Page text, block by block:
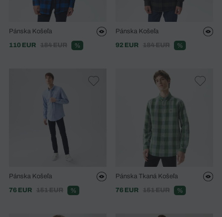
Pánska Košeľa
110 EUR
184 EUR %
Pánska Košeľa
92 EUR
184 EUR %
Pánska Košeľa
76 EUR
151 EUR %
Pánska Tkaná Košeľa
76 EUR
151 EUR %